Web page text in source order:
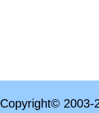
Copyright© 2003-